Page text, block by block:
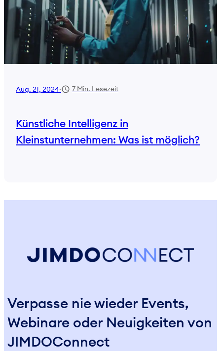
Aug. 21, 2024· 7 Min. Lesezeit
Künstliche Intelligenz in
Kleinstunternehmen: Was ist möglich?
Verpasse nie wieder Events,
Webinare oder Neuigkeiten von
JIMDOConnect